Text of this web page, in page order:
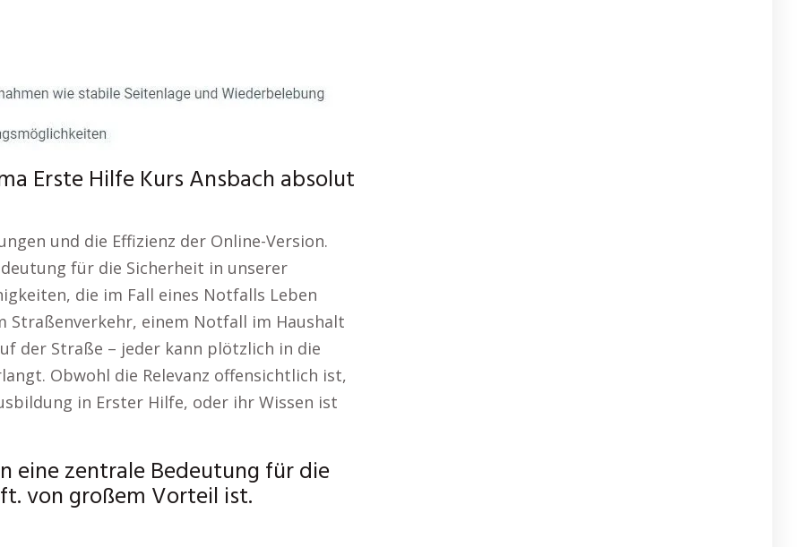
Erste Hilfe Kurs Ansbach absolut
und die Effizienz der Online-Version.
für die Sicherheit in unserer
die im Fall eines Notfalls Leben
Straßenverkehr, einem Notfall im Haushalt
der Straße – jeder kann plötzlich in die
Obwohl die Relevanz offensichtlich ist,
in Erster Hilfe, oder ihr Wissen ist
eine zentrale Bedeutung für die
von großem Vorteil ist.